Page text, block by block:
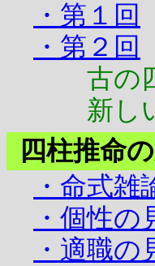
・第１回
・第２回
古の四
新しい看
四柱推命
・命式雑
・個性の
・適職の